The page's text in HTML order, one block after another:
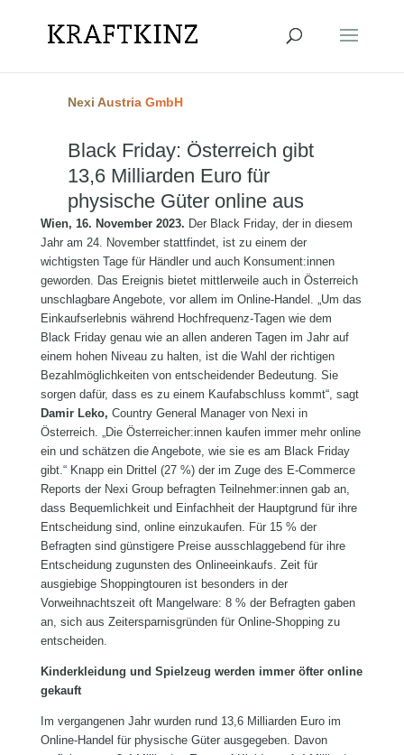
Nexi Austria GmbH
Black Friday: Österreich gibt
13,6 Milliarden Euro für
physische Güter online aus
Wien, 16. November 2023. Der Black Friday, der in diesem
Jahr am 24. November stattfindet, ist zu einem der
wichtigsten Tage für Händler und auch Konsument:innen
geworden. Das Ereignis bietet mittlerweile auch in Österreich
unschlagbare Angebote, vor allem im Online-Handel. „Um das
Einkaufserlebnis während Hochfrequenz-Tagen wie dem
Black Friday genau wie an allen anderen Tagen im Jahr auf
einem hohen Niveau zu halten, ist die Wahl der richtigen
Bezahlmöglichkeiten von entscheidender Bedeutung. Sie
sorgen dafür, dass es zu einem Kaufabschluss kommt“, sagt
Damir Leko, Country General Manager von Nexi in
Österreich. „Die Österreicher:innen kaufen immer mehr online
ein und schätzen die Angebote, wie sie es am Black Friday
gibt.“ Knapp ein Drittel (27 %) der im Zuge des E-Commerce
Reports der Nexi Group befragten Teilnehmer:innen gab an,
dass Bequemlichkeit und Einfachheit der Hauptgrund für ihre
Entscheidung sind, online einzukaufen. Für 15 % der
Befragten sind günstigere Preise ausschlaggebend für ihre
Entscheidung zugunsten des Onlineeinkaufs. Zeit für
ausgiebige Shoppingtouren ist besonders in der
Vorweihnachtszeit oft Mangelware: 8 % der Befragten gaben
an, sich aus Zeitersparnisgründen für Online-Shopping zu
entscheiden.
Kinderkleidung und Spielzeug werden immer öfter online
gekauft
Im vergangenen Jahr wurden rund 13,6 Milliarden Euro im
Online-Handel für physische Güter ausgegeben. Davon